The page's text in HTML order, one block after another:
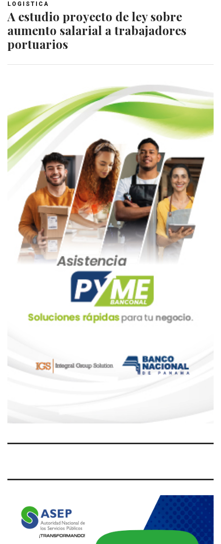
LOGISTICA
A estudio proyecto de ley sobre
aumento salarial a trabajadores
portuarios